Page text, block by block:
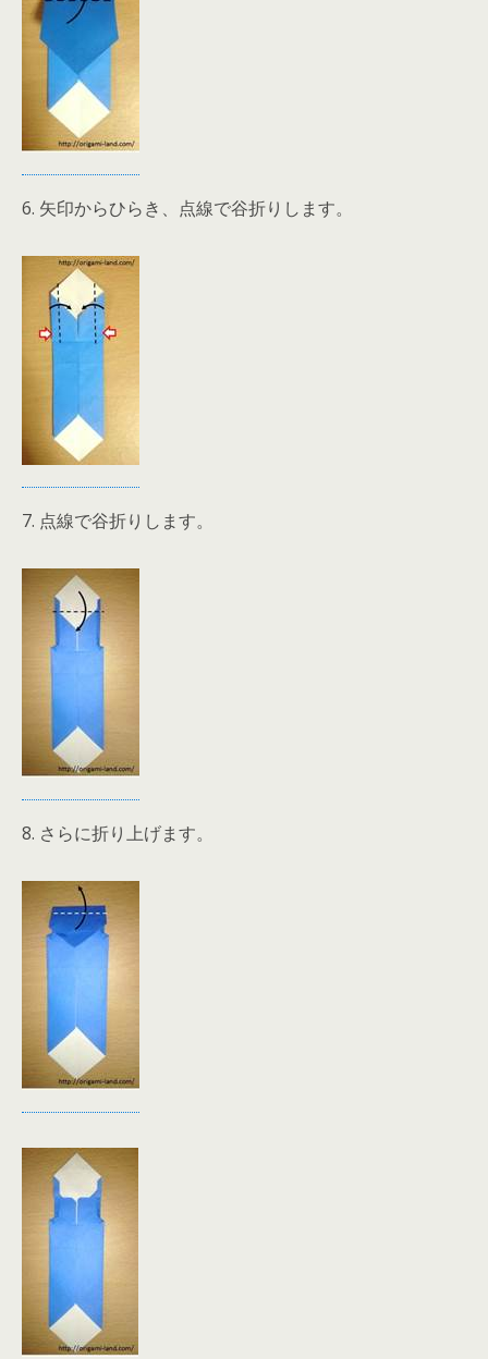
6. 矢印からひらき、点線で谷折りします。
7. 点線で谷折りします。
8. さらに折り上げます。